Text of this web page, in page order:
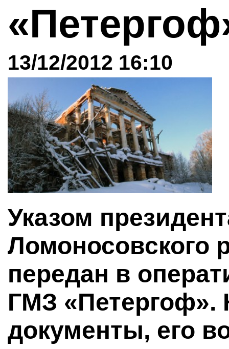
13/12/2012 16:10
Указом
Ломоносовского
передан в
ГМЗ «Петергоф».
документы, его